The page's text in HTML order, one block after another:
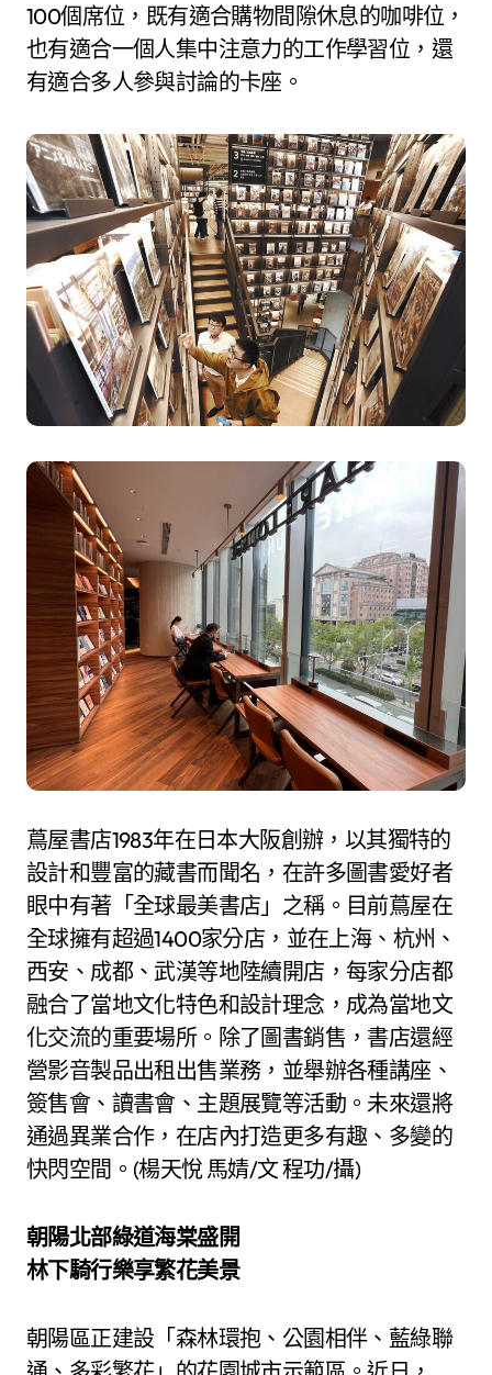
100個席位，既有適合購物間隙休息的咖啡位，
也有適合一個人集中注意力的工作學習位，還
有適合多人參與討論的卡座。
蔦屋書店1983年在日本大阪創辦，以其獨特的
設計和豐富的藏書而聞名，在許多圖書愛好者
眼中有著「全球最美書店」之稱。目前蔦屋在
全球擁有超過1400家分店，並在上海、杭州、
西安、成都、武漢等地陸續開店，每家分店都
融合了當地文化特色和設計理念，成為當地文
化交流的重要場所。除了圖書銷售，書店還經
營影音製品出租出售業務，並舉辦各種講座、
簽售會、讀書會、主題展覽等活動。未來還將
通過異業合作，在店內打造更多有趣、多變的
快閃空間。(楊天悅 馬婧/文 程功/攝)
朝陽北部綠道海棠盛開
林下騎行樂享繁花美景
朝陽區正建設「森林環抱、公園相伴、藍綠聯